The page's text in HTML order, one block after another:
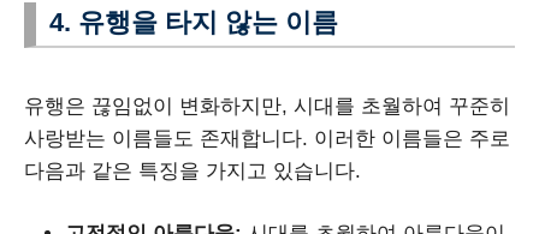
4. 유행을 타지 않는 이름
유행은 끊임없이 변화하지만, 시대를 초월하여 꾸준히
사랑받는 이름들도 존재합니다. 이러한 이름들은 주로
다음과 같은 특징을 가지고 있습니다.